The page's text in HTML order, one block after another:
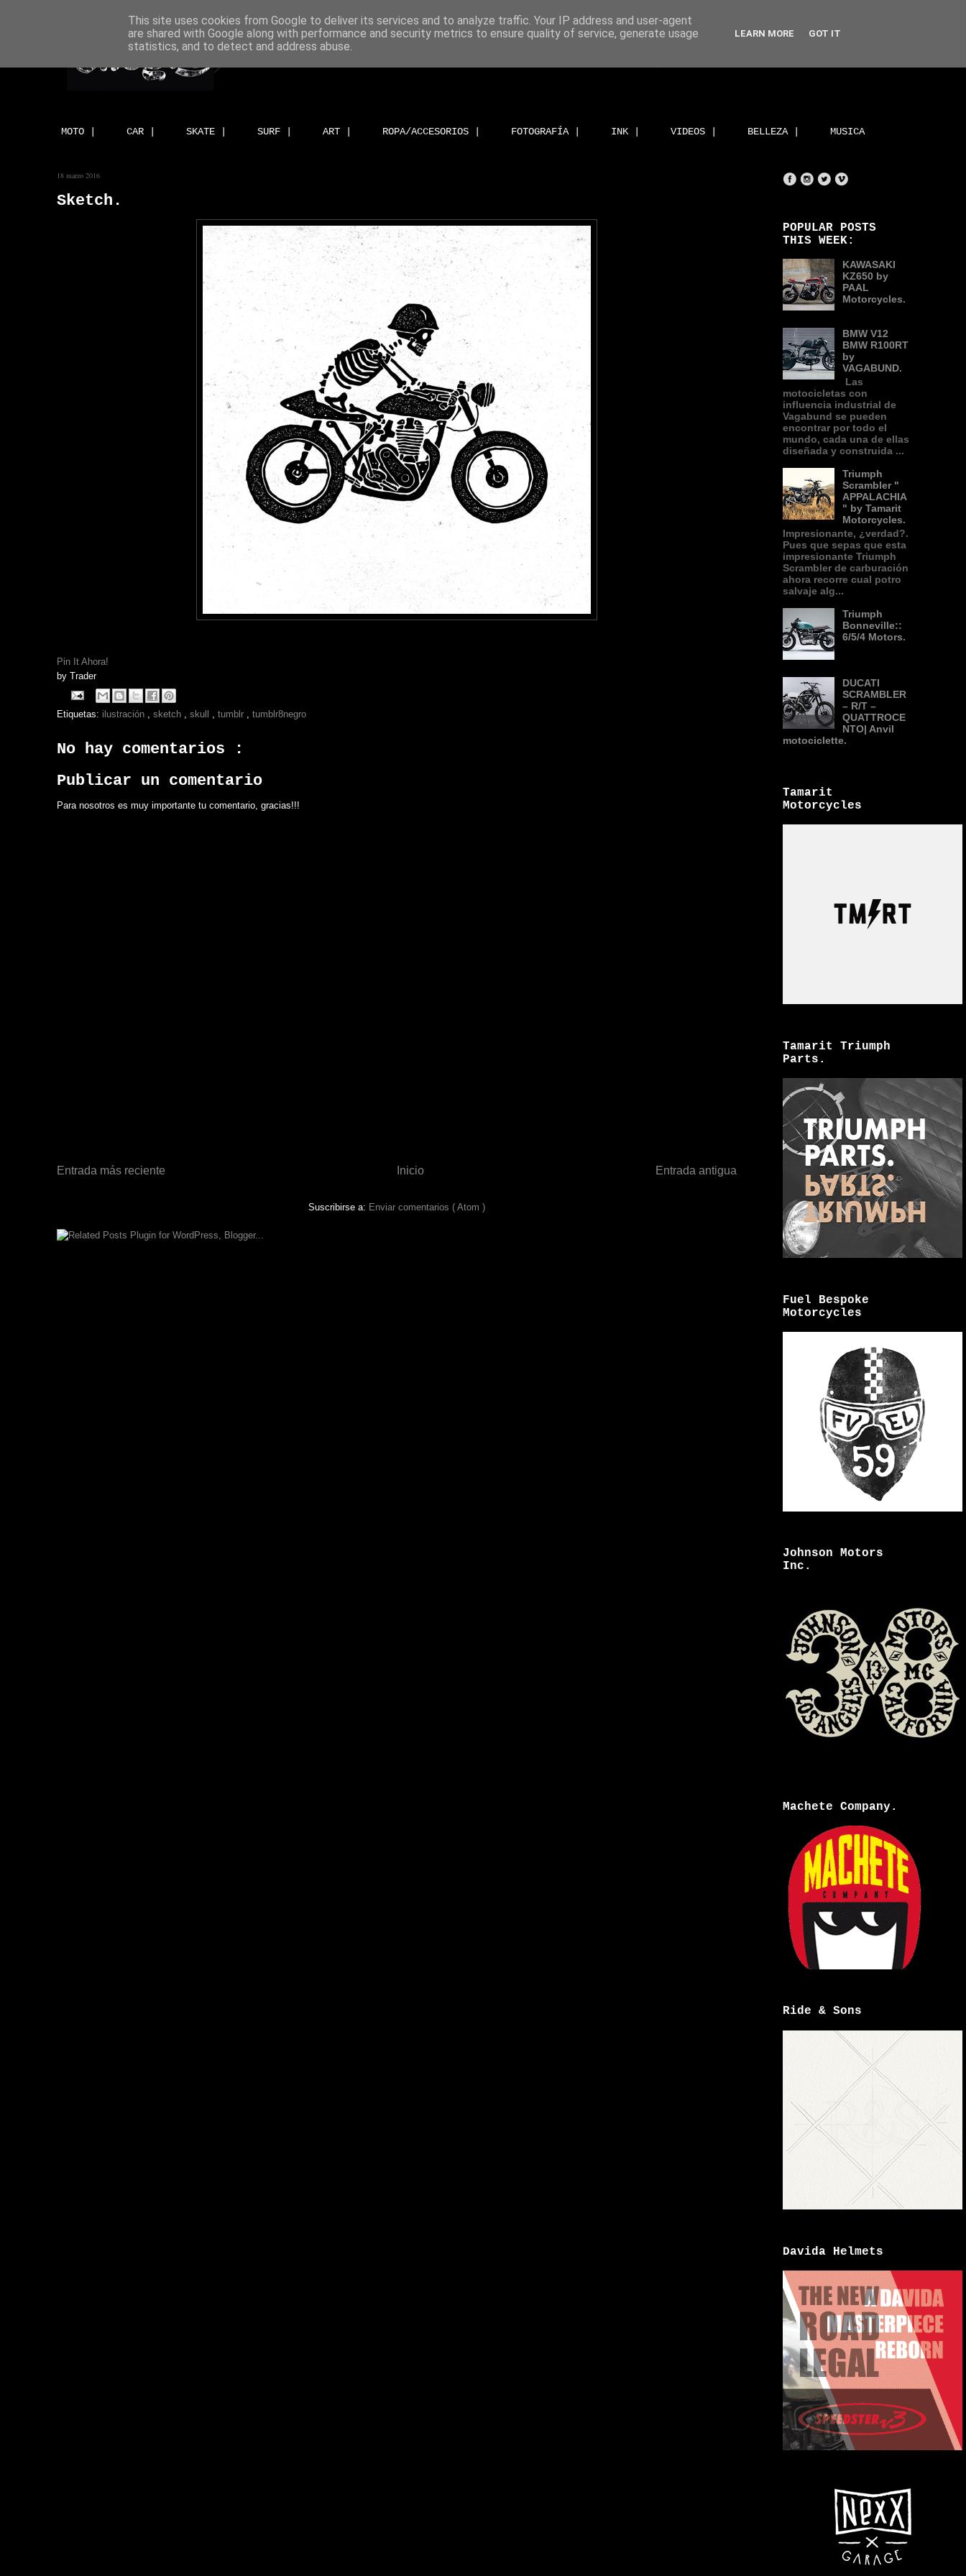
MOTO | CAR | SKATE | SURF | ART | ROPA/ACCESORIOS | FOTOGRAFÍA | INK | VIDEOS | BELLEZA | MUSICA
18 marzo 2016
Sketch.
Pin It Ahora!
by Trader
Etiquetas: ilustración sketch skull tumblr tumblr8negro
No hay comentarios :
Publicar un comentario
Para nosotros es muy importante tu comentario, gracias!!!
Entrada más reciente Entrada antigua
Inicio
Suscribirse a: Enviar comentarios ( Atom )
POPULAR POSTS
THIS WEEK:
KAWASAKI
KZ650 by
PAAL
Motorcycles.
BMW V12
BMW R100RT
by
VAGABUND.
Las
motocicletas con
influencia industrial de
Vagabund se pueden
encontrar por todo el
mundo, cada una de ellas
diseñada y construida ...
Triumph
Scrambler "
APPALACHIA
" by Tamarit
Motorcycles.
Impresionante, ¿verdad?.
Pues que sepas que esta
impresionante Triumph
Scrambler de carburación
ahora recorre cual potro
salvaje alg...
Triumph
Bonneville::
6/5/4 Motors.
DUCATI
SCRAMBLER
– R/T –
QUATTROCE
NTO| Anvil
motociclette.
Tamarit
Motorcycles
Tamarit Triumph
Parts.
Fuel Bespoke
Motorcycles
Johnson Motors
Inc.
Machete Company.
Ride & Sons
Davida Helmets
This site uses cookies from Google to deliver its services and to analyze traffic. Your IP address and user-agent
are shared with Google along with performance and security metrics to ensure quality of service, generate usage
statistics, and to detect and address abuse.
LEARN MORE GOT IT